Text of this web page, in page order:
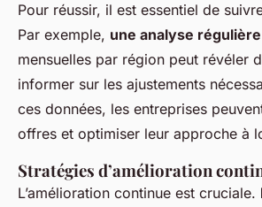
Pour réussir, il est essentiel de
Par exemple, une analyse régulière
mensuelles par région peut révéler
informer sur les ajustements
ces données, les entreprises
offres et optimiser leur approche à
Stratégies d’amélioration
L’amélioration continue est cruciale.